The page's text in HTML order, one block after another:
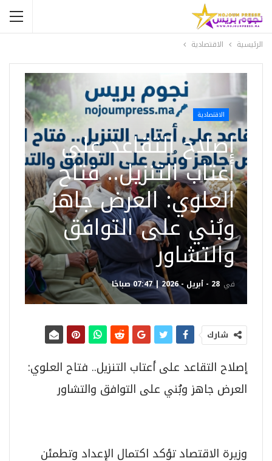
الرئيسية الاقتصادية
الاقتصادية
إصلاح التقاعد على
أعتاب التنزيل.. فتاح
العلوي: العرض جاهز
وبُني على التوافق
والتشاور
في 28 - أبريل - 2026 | 07:47 صباحًا
شارك
إصلاح التقاعد على أعتاب التنزيل.. فتاح العلوي:
العرض جاهز وبُني على التوافق والتشاور
وزيرة الاقتصاد تؤكد اكتمال الإعداد وتطمئن